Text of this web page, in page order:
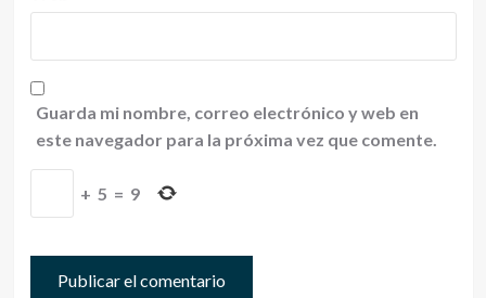
Guarda mi nombre, correo electrónico y web en
este navegador para la próxima vez que comente.
+ 5 = 9